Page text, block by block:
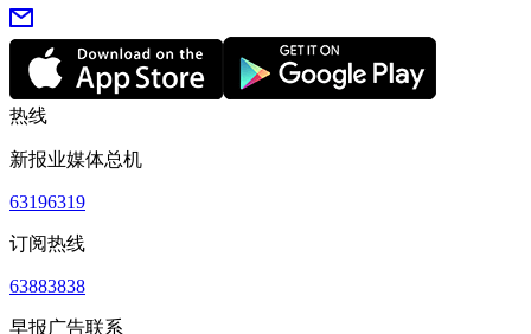
热线
新报业媒体总机
63196319
订阅热线
63883838
早报广告联系